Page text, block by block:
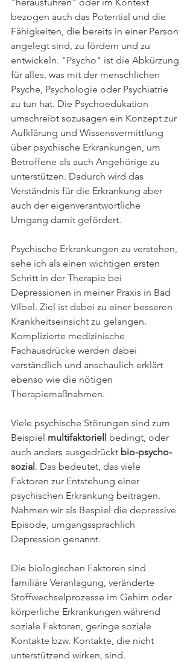
"herausführen" oder im Kontext
bezogen auch das Potential und die
Fähigkeiten, die bereits in einer Person
angelegt sind, zu fördern und zu
entwickeln. "Psycho" ist die Abkürzung
für alles, was mit der menschlichen
Psyche, Psychologie oder Psychiatrie
zu tun hat. Die Psychoedukation
umschreibt sozusagen ein Konzept zur
Aufklärung und Wissensvermittlung
über psychische Erkrankungen, um
Betroffene als auch Angehörige zu
unterstützen. Dadurch wird das
Verständnis für die Erkrankung aber
auch der eigenverantwortliche
Umgang damit gefördert.
Psychische Erkrankungen zu verstehen,
sehe ich als einen wichtigen ersten
Schritt in der Therapie bei
Depressionen in meiner Praxis in Bad
Vilbel. Ziel ist dabei zu einer besseren
Krankheitseinsicht zu gelangen.
Komplizierte medizinische
Fachausdrücke werden dabei
verständlich und anschaulich erklärt
ebenso wie die nötigen
Therapiemaßnahmen.
Viele psychische Störungen sind zum
Beispiel multifaktoriell
bedingt, oder
auch anders ausgedrückt bio-psycho-
sozial . Das bedeutet, das viele
Faktoren zur Entstehung einer
psychischen Erkrankung beitragen.
Nehmen wir als Bespiel die depressive
Episode, umgangssprachlich
Depression genannt.
Die biologischen Faktoren sind
familiäre Veranlagung, veränderte
Stoffwechselprozesse im Gehirn oder
körperliche Erkrankungen während
soziale Faktoren, geringe soziale
Kontakte bzw. Kontakte, die nicht
unterstützend wirken, sind.